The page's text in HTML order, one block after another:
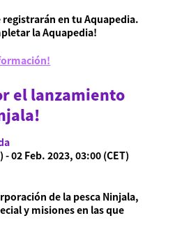
registrarán en tu Aquapedia.
la Aquapedia!
el lanzamiento
02 Feb. 2023, 03:00 (CET)
de la pesca Ninjala,
y misiones en las que